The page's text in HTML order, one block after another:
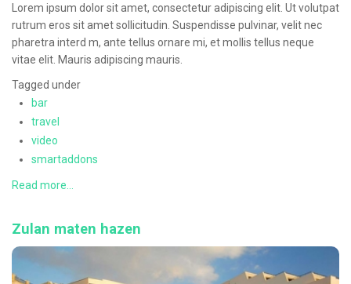
Lorem ipsum dolor sit amet, consectetur adipiscing elit. Ut volutpat
rutrum eros sit amet sollicitudin. Suspendisse pulvinar, velit nec
pharetra interd m, ante tellus ornare mi, et mollis tellus neque
vitae elit. Mauris adipiscing mauris.
Tagged under
bar
travel
video
smartaddons
Read more...
Zulan maten hazen